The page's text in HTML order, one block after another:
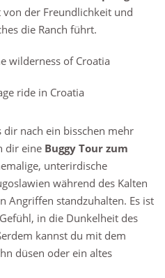
der Freundlichkeit und
die Ranch führt.
dir nach ein bisschen mehr
dir eine Buggy Tour zum
unterirdische
während des Kalten
Angriffen standzuhalten. Es ist
in die Dunkelheit des
kannst du mit dem
düsen oder ein altes